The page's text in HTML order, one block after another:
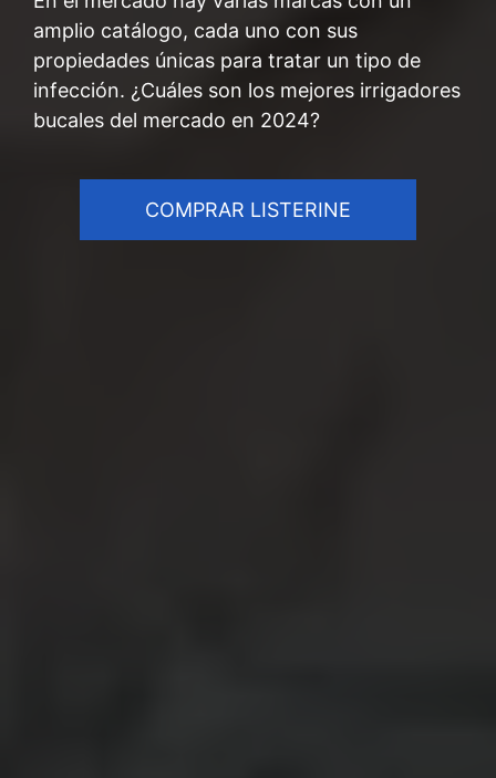
amplio catálogo, cada uno con sus
propiedades únicas para tratar un tipo de
infección. ¿Cuáles son los mejores irrigadores
bucales del mercado en 2024?
COMPRAR LISTERINE